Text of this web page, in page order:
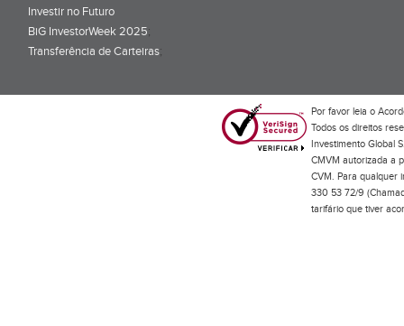
Investir no Futuro
BiG InvestorWeek 2025;
Transferência de Carteiras;
Por favor leia o
Todos os direitos
Investimento Global
CMVM autorizada a
CVM. Para qualquer
330 53 72/9
tarifário que tiver